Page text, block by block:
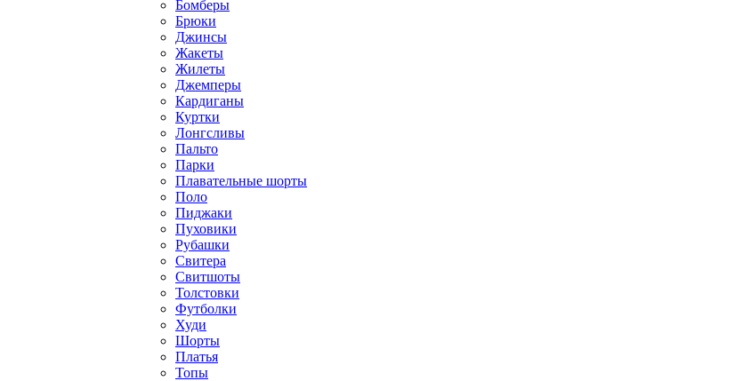
Бомберы
Брюки
Джинсы
Жакеты
Жилеты
Джемперы
Кардиганы
Куртки
Лонгсливы
Пальто
Парки
Плавательные шорты
Поло
Пиджаки
Пуховики
Рубашки
Свитера
Свитшоты
Толстовки
Футболки
Худи
Шорты
Платья
Топы